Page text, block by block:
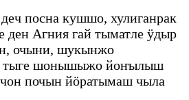
посна кушшо, хулиганрак
ден Агния гай тыматле ӱдыр
очыни, шукынжо
тыге шонышыжо йоҥылыш
почын йӧратымаш чыла